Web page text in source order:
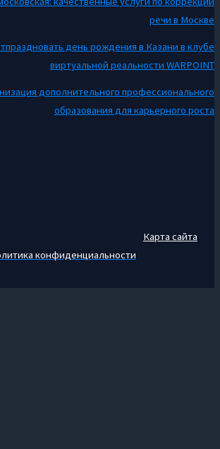
речи в Москве
день рождения в Казани в клубе
виртуальной реальности WARPOINT
дополнительного профессионального
образования для карьерного роста
Карта сайта
конфиденциальности